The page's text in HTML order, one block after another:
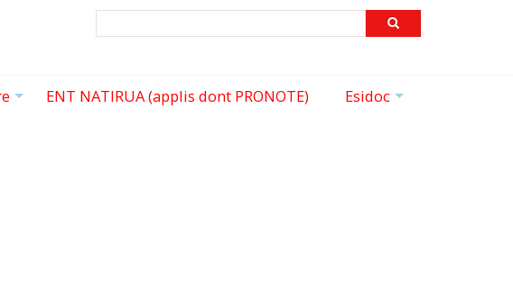
ENT NATIRUA (applis dont PRONOTE) Esidoc